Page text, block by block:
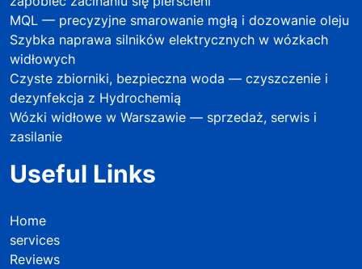
MQL — precyzyjne smarowanie mgłą i dozowanie oleju
Szybka naprawa silników elektrycznych w wózkach
widłowych
Czyste zbiorniki, bezpieczna woda — czyszczenie i
dezynfekcja z Hydrochemią
Wózki widłowe w Warszawie — sprzedaż, serwis i
zasilanie
Useful Links
Home
services
Reviews